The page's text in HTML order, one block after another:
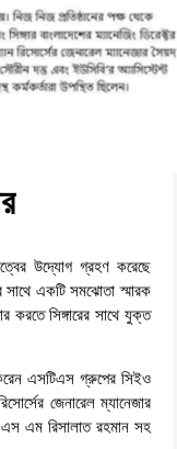
উদ্যোগ গ্রহণ করেছে
সাথে একটি সমঝোতা স্মারক
করতে সিঙ্গারের সাথে যুক্ত
করেন এসটিএস গ্রুপের সিইও
জেনারেল ম্যানেজার
এম রিসালাত রহমান সহ